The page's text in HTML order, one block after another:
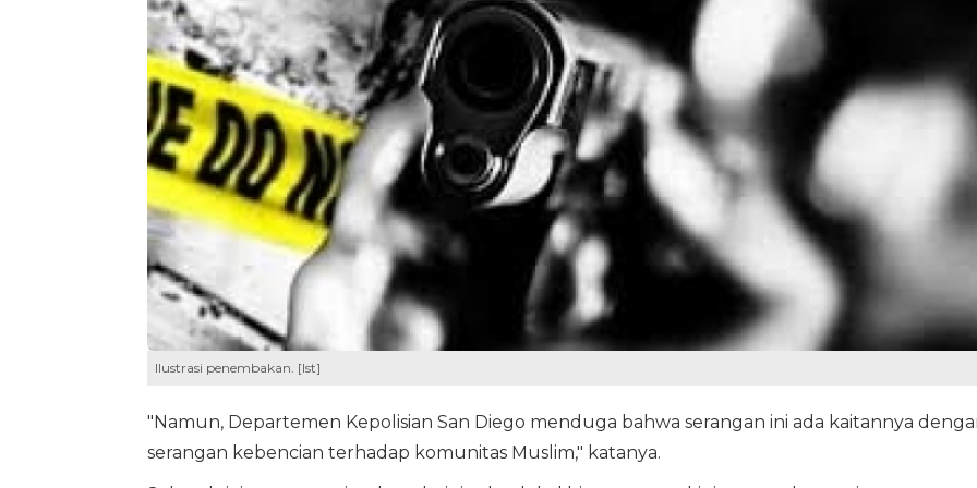
Ilustrasi penembakan. [Ist]
"Namun, Departemen Kepolisian San Diego menduga bahwa serangan ini ada kaitannya
serangan kebencian terhadap komunitas Muslim," katanya.